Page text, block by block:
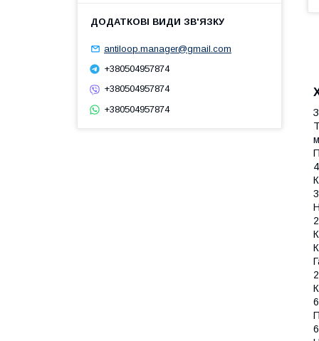
3
antiloop.manager@gmail.com
+380504957874
+380504957874
+380504957874